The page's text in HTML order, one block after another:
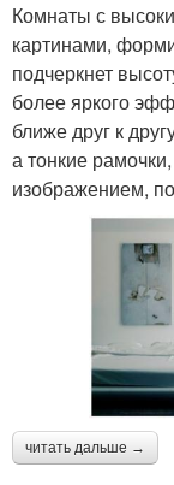
Комнаты с
картинами,
подчеркнет
более яркого
ближе друг к
а тонкие
изображением,
читать дальше →